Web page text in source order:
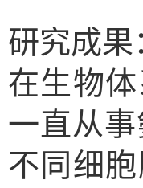
研究成果
在生物
一直从
不同细